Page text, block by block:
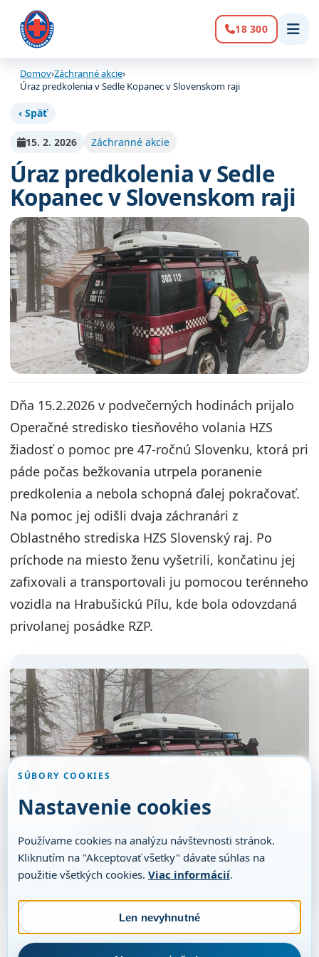
Volanie:
18 300
Domov›Záchranné akcie›
Úraz predkolenia v Sedle Kopanec v Slovenskom raji
‹ Späť
15. 2. 2026 Záchranné akcie
Úraz predkolenia v Sedle
Kopanec v Slovenskom raji
Dňa 15.2.2026 v podvečerných hodinách prijalo
Operačné stredisko tiesňového volania HZS
žiadosť o pomoc pre 47-ročnú Slovenku, ktorá pri
páde počas bežkovania utrpela poranenie
predkolenia a nebola schopná ďalej pokračovať.
Na pomoc jej odišli dvaja záchranári z
Oblastného strediska HZS Slovenský raj. Po
príchode na miesto ženu vyšetrili, končatinu jej
zafixovali a transportovali ju pomocou terénneho
vozidla na Hrabušickú Pílu, kde bola odovzdaná
privolanej posádke RZP.
SÚBORY COOKIES
Nastavenie cookies
Používame cookies na analýzu návštevnosti stránok.
Kliknutím na "Akceptovať všetky" dávate súhlas na
použitie všetkých cookies. Viac informácií.
Len nevyhnutné